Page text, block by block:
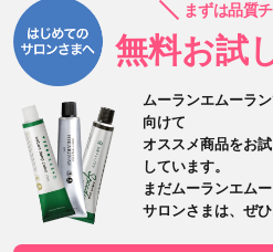
まずは品質
無料お試
ムーランエムーラ
向けて
オススメ商品をお
しています。
まだムーランエム
サロンさまは、 ぜ